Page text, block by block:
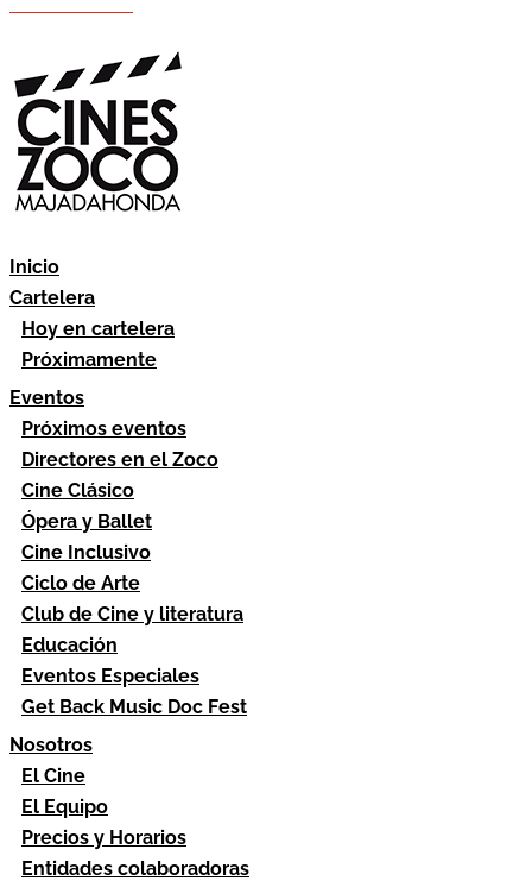
Inicio
Cartelera
Hoy en cartelera
Próximamente
Eventos
Próximos eventos
Directores en el Zoco
Cine Clásico
Ópera y Ballet
Cine Inclusivo
Ciclo de Arte
Club de Cine y literatura
Educación
Eventos Especiales
Get Back Music Doc Fest
Nosotros
El Cine
El Equipo
Precios y Horarios
Entidades colaboradoras